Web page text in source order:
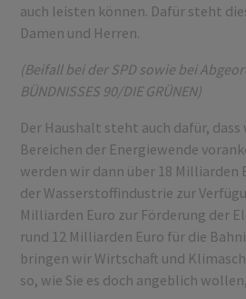
auch leisten können. Dafür steht
Damen und Herren.
(Beifall bei der SPD sowie bei
BÜNDNISSES 90/DIE GRÜNEN)
Der Haushalt steht auch dafür,
Bereichen der Energiewende
werden wir dann über 18 Milliarden
der Wasserstoffindustrie zur
Milliarden Euro zur Förderung der
rund 12 Milliarden Euro für die
bringen wir Wirtschaft und
so, wie Sie es doch angeblich